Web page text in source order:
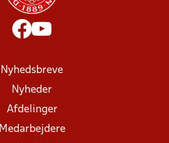
Nyhedsbreve
Nyheder
Afdelinger
Medarbejdere